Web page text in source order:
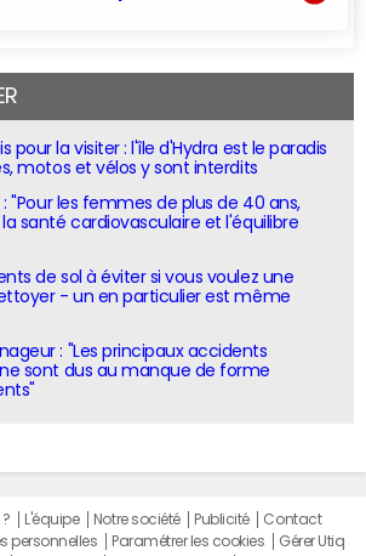
pour la visiter : l'île d'Hydra est le paradis
motos et vélos y sont interdits
: "Pour les femmes de plus de 40 ans,
santé cardiovasculaire et l'équilibre
de sol à éviter si vous voulez une
- un en particulier est même
: "Les principaux accidents
sont dus au manque de forme
L'équipe Notre société Publicité
Contact
personnelles Paramétrer les cookies
Gérer Utiq